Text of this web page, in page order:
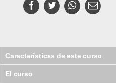
Características de este curso
El curso